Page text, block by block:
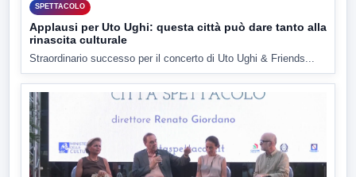
SPETTACOLO
Applausi per Uto Ughi: questa città può dare tanto alla
rinascita culturale
Straordinario successo per il concerto di Uto Ughi & Friends...